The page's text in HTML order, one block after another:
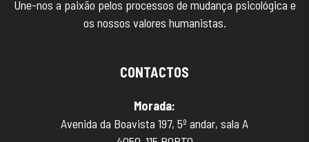
Une-nos a paixão pelos processos de mudança psicológica e
os nossos valores humanistas.
CONTACTOS
Morada:
Avenida da Boavista 197, 5º andar, sala A